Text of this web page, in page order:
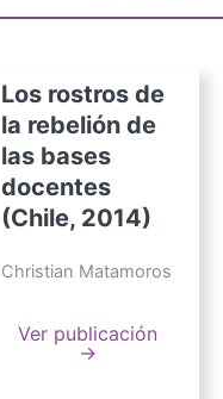
Los rostros de
la rebelión de
las bases
docentes
(Chile, 2014)
Christian Matamoros
Ver publicación
→